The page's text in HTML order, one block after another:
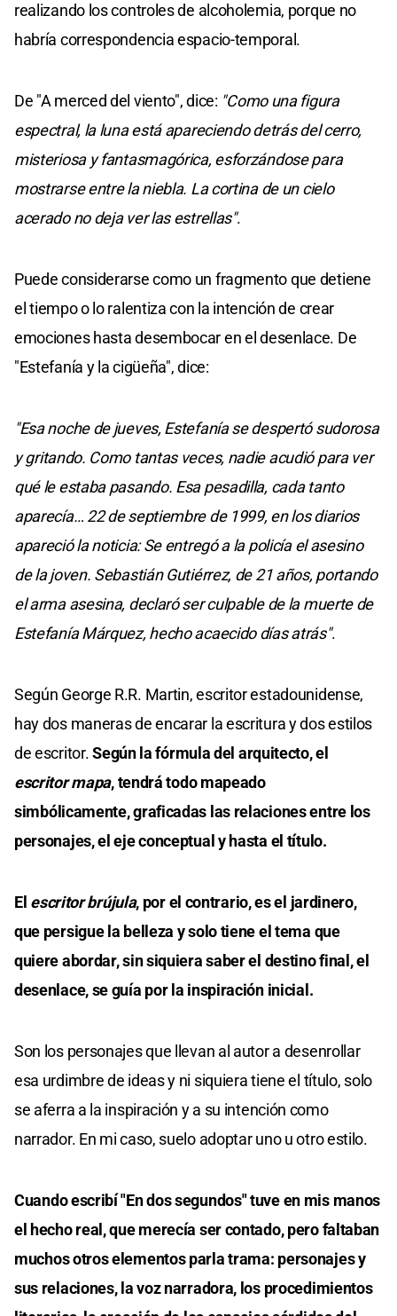
realizando los controles de alcoholemia, porque no
habría correspondencia espacio-temporal.
De "A merced del viento", dice: "Como una figura
espectral, la luna está apareciendo detrás del cerro,
misteriosa y fantasmagórica, esforzándose para
mostrarse entre la niebla. La cortina de un cielo
acerado no deja ver las estrellas".
Puede considerarse como un fragmento que detiene
el tiempo o lo ralentiza con la intención de crear
emociones hasta desembocar en el desenlace. De
"Estefanía y la cigüeña", dice:
"Esa noche de jueves, Estefanía se despertó sudorosa
y gritando. Como tantas veces, nadie acudió para ver
qué le estaba pasando. Esa pesadilla, cada tanto
aparecía… 22 de septiembre de 1999, en los diarios
apareció la noticia: Se entregó a la policía el asesino
de la joven. Sebastián Gutiérrez, de 21 años, portando
el arma asesina, declaró ser culpable de la muerte de
Estefanía Márquez, hecho acaecido días atrás".
Según George R.R. Martin, escritor estadounidense,
hay dos maneras de encarar la escritura y dos estilos
de escritor.Según la fórmula del arquitecto, el
escritor mapa, tendrá todo mapeado
simbólicamente, graficadas las relaciones entre los
personajes, el eje conceptual y hasta el título.
El escritor brújula, por el contrario, es el jardinero,
que persigue la belleza y solo tiene el tema que
quiere abordar, sin siquiera saber el destino final, el
desenlace, se guía por la inspiración inicial.
Son los personajes que llevan al autor a desenrollar
esa urdimbre de ideas y ni siquiera tiene el título, solo
se aferra a la inspiración y a su intención como
narrador. En mi caso, suelo adoptar uno u otro estilo.
Cuando escribí "En dos segundos" tuve en mis manos
el hecho real, que merecía ser contado, pero faltaban
muchos otros elementos parla trama: personajes y
sus relaciones, la voz narradora, los procedimientos